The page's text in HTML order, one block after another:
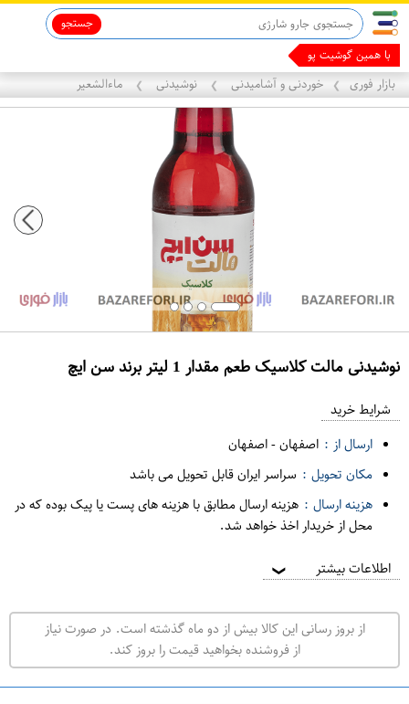
جستجو
با همین گوشیت پول درب
بازار فوری ❯ خوردنی و آشامیدنی ❯ نوشیدنی ❯ ماءالشعیر
نوشیدنی مالت کلاسیک طعم مقدار 1 لیتر برند سن ایچ
ر
ت
ه
ر
ا
شرایط خرید
ارسال از : اصفهان-اصفهان
مکان تحویل : سراسر ایران قابل تحویل می باشد
هزینه ارسال : هزینه ارسال مطابق با هزینه های پست یا پیک بوده که در
محل از خریدار اخذ خواهد شد.
اطلاعات بیشتر ❯
از بروز رسانی این کالا بیش از دو ماه گذشته است. در صورت نیاز
از فروشنده بخواهید قیمت را بروز کند.